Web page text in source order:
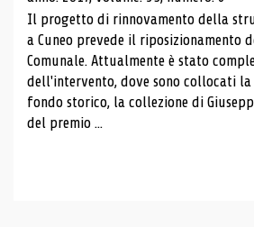
Il progetto di rinnovamento della
a Cuneo prevede il riposizionamento
Comunale. Attualmente è stato
dell'intervento, dove sono collocati
fondo storico, la collezione di
del premio ...